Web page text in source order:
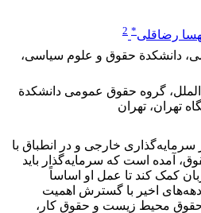
رضاقلی*
2
دانشکدة حقوق و علوم سیاسی،
گروه حقوق عمومی دانشکدة
تهران، تهران
سرمایه‌گذاری خارجی و در انطباق با
آمده است که سرمایه‌گذار باید
کمک کند تا عمل او اساساً
اخیر با گسترش اهمیت
محیط زیست و حقوق کار،